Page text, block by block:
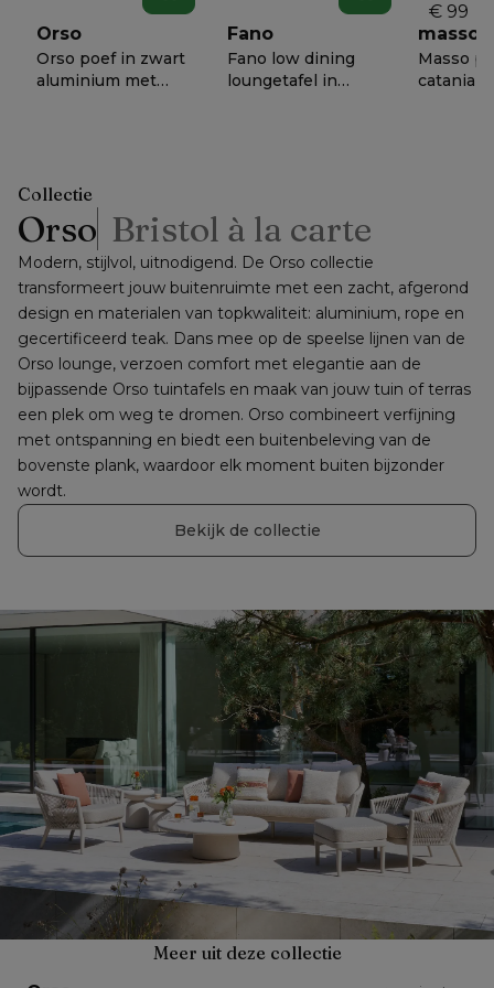
lounge
cm x B
68 cm
€ 99
Orso
Orso poef in zwart
aluminium met
Fano
Fano low dining
loungetafel in
masso
Masso
catania
Collectie
Orso Bristol à la carte
Modern, stijlvol, uitnodigend. De Orso collectie
transformeert jouw buitenruimte met een zacht, afgerond
design en materialen van topkwaliteit: aluminium, rope en
gecertificeerd teak. Dans mee op de speelse lijnen van de
Orso lounge, verzoen comfort met elegantie aan de
bijpassende Orso tuintafels en maak van jouw tuin of terras
een plek om weg te dromen. Orso combineert verfijning
met ontspanning en biedt een buitenbeleving van de
bovenste plank, waardoor elk moment buiten bijzonder
wordt.
Bekijk de collectie
Meer uit deze collectie